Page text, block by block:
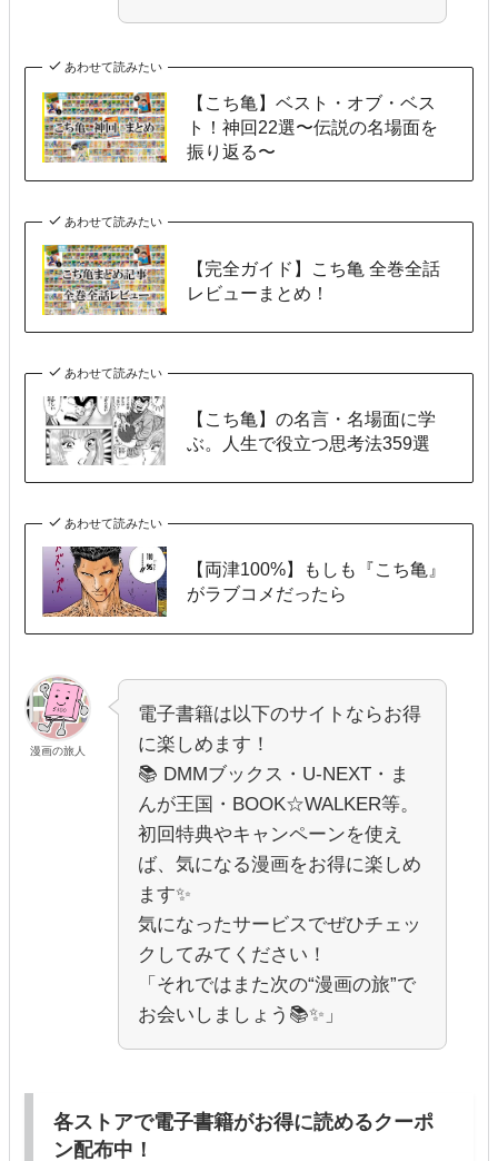
あわせて読みたい
【こち亀】ベスト・オブ・ベス
ト！神回22選〜伝説の名場面を
振り返る〜
あわせて読みたい
【完全ガイド】こち亀 全巻全話
レビューまとめ！
あわせて読みたい
【こち亀】の名言・名場面に学
ぶ。人生で役立つ思考法359選
あわせて読みたい
【両津100%】もしも『こち亀』
がラブコメだったら
漫画の旅人
電子書籍は以下のサイトならお得
に楽しめます！
📚 DMMブックス・U-NEXT・ま
んが王国・BOOK☆WALKER等。
初回特典やキャンペーンを使え
ば、気になる漫画をお得に楽しめ
ます✨
気になったサービスでぜひチェッ
クしてみてください！
「それではまた次の“漫画の旅”で
お会いしましょう📚✨」
各ストアで電子書籍がお得に読めるクーポ
ン配布中！